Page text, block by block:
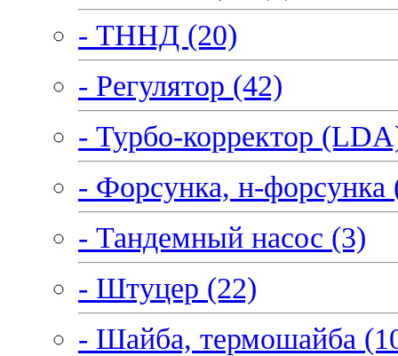
- ТННД (20)
- Регулятор (42)
- Турбо-корректор
- Форсунка, н-форсунка
- Тандемный насос (3)
- Штуцер (22)
- Шайба, термошайба